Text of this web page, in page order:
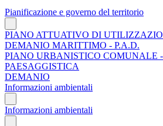
Pianificazione e governo del territorio
PIANO ATTUATIVO DI
DEMANIO MARITTIMO - P.A.D.
PIANO URBANISTICO COMUNALE -
PAESAGGISTICA
DEMANIO
Informazioni ambientali
Informazioni ambientali